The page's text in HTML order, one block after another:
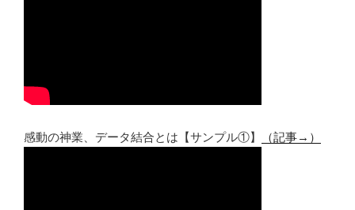
感動の神業、データ結合とは【サンプル①】 （記事→）